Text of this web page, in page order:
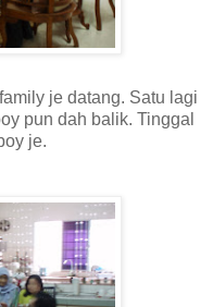
je datang. Satu lagi
pun dah balik. Tinggal
je.